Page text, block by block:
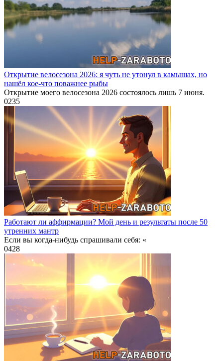
Открытие велосезона 2026: я чуть не утонул в камышах, но
нашёл кое-что поважнее рыбы
Открытие моего велосезона 2026 состоялось лишь 7 июня.
0235
Работают ли аффирмации? Мой день и результаты после 50
утренних мантр
Если вы когда‑нибудь спрашивали себя: «
0428